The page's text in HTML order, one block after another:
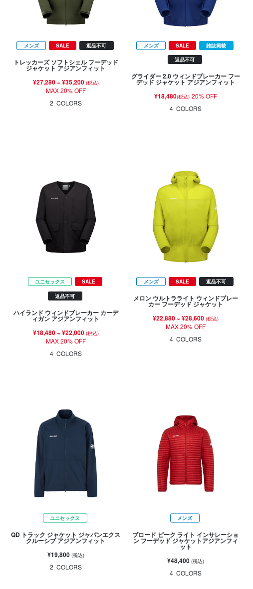
メンズ SALE 返品不可
トレッカーズ ソフトシェル フーデッド
ジャケット アジアンフィット
¥27,280~ ¥35,200 (税込)
MAX 20% OFF
2 COLORS
メンズ SALE 雑誌掲載
返品不可
グライダー 2.0 ウィンドブレーカー フー
デッド ジャケット アジアンフィット
¥18,480(税込) 20% OFF
4 COLORS
ユニセックス SALE
返品不可
ハイランド ウィンドブレーカー カーデ
ィガン アジアンフィット
¥18,480~ ¥22,000 (税込)
MAX 20% OFF
4 COLORS
メンズ SALE 返品不可
メロン ウルトラライト ウィンドブレー
カー フーデッド ジャケット
¥22,880~ ¥28,600 (税込)
MAX 20% OFF
4 COLORS
ユニセックス
QD トラック ジャケット ジャパンエクス
クルーシブ アジアンフィット
¥19,800 (税込)
2 COLORS
メンズ
ブロード ピーク ライト インサレーショ
ン フーデッド ジャケットアジアンフィ
ット
¥48,400 (税込)
4 COLORS